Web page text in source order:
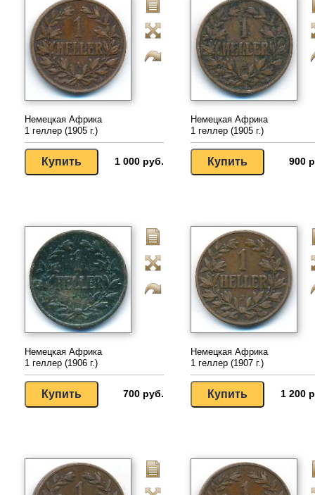
Немецкая Африка
1 геллер (1905 г.)
1 000 руб.
Немецкая Африка
1 геллер (1905 г.)
900
Немецкая Африка
1 геллер (1906 г.)
700 руб.
Немецкая Африка
1 геллер (1907 г.)
1 200